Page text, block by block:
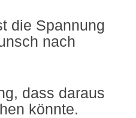
die Spannung
nach
dass daraus
könnte.